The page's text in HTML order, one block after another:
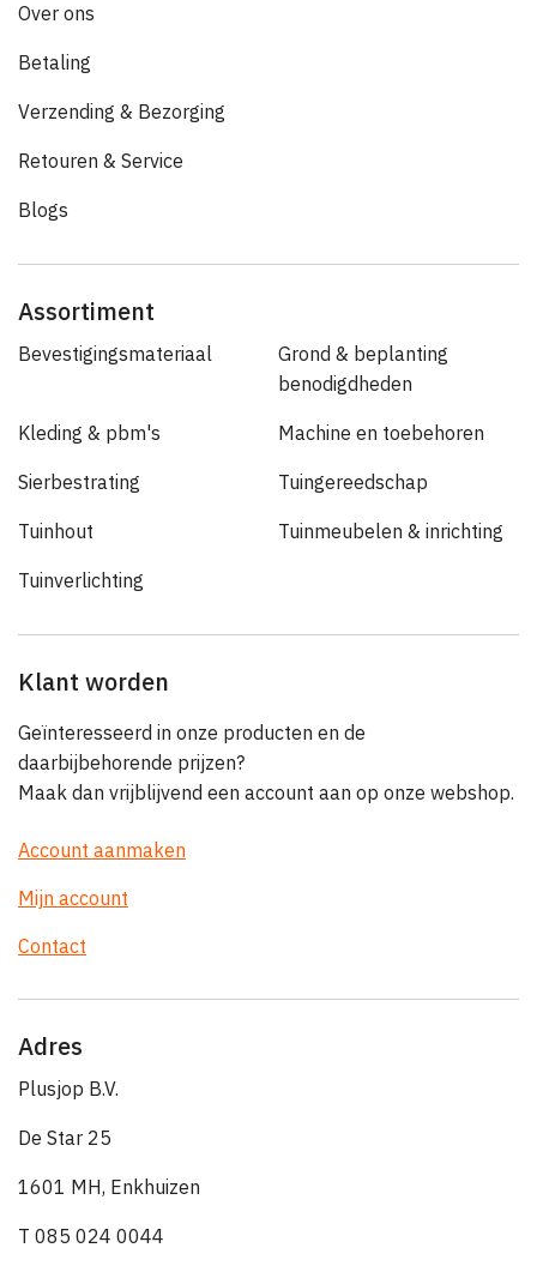
Over ons
Betaling
Verzending & Bezorging
Retouren & Service
Blogs
Assortiment
Bevestigingsmateriaal
Grond & beplanting
benodigdheden
Kleding & pbm's Machine en toebehoren
Sierbestrating Tuingereedschap
Tuinhout Tuinmeubelen & inrichting
Tuinverlichting
Klant worden
Geïnteresseerd in onze producten en de
daarbijbehorende prijzen?
Maak dan vrijblijvend een account aan op onze webshop.
Account aanmaken
Mijn account
Contact
Adres
Plusjop B.V.
De Star 25
1601 MH, Enkhuizen
T 085 024 0044